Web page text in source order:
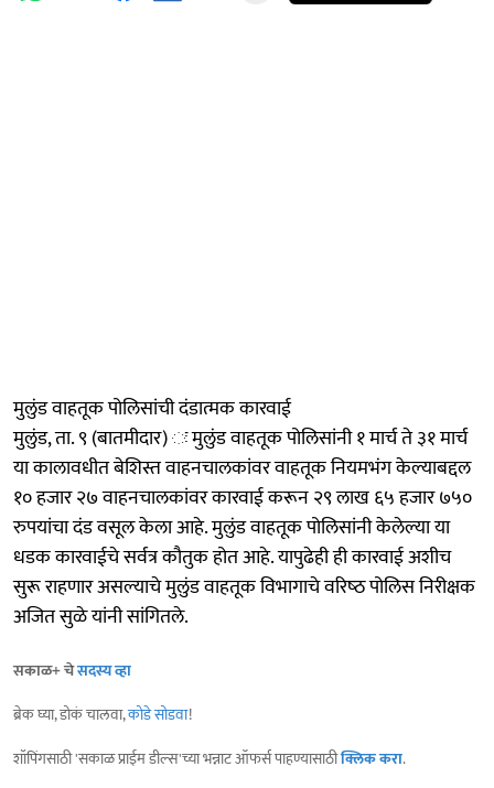
मुलुंड वाहतूक पोलिसांची दंडात्मक कारवाई
मुलुंड, ता. ९ (बातमीदार) ः मुलुंड वाहतूक पोलिसांनी १ मार्च ते ३१ मार्च
या कालावधीत बेशिस्त वाहनचालकांवर वाहतूक नियमभंग केल्याबद्दल
१० हजार २७ वाहनचालकांवर कारवाई करून २९ लाख ६५ हजार ७५०
रुपयांचा दंड वसूल केला आहे. मुलुंड वाहतूक पोलिसांनी केलेल्या या
धडक कारवाईचे सर्वत्र कौतुक होत आहे. यापुढेही ही कारवाई अशीच
सुरू राहणार असल्‍याचे मुलुंड वाहतूक विभागाचे वरिष्‍ठ पोलिस निरीक्षक
अजित सुळे यांनी सांगितले.
सकाळ+ चेसदस्य व्हा
ब्रेक घ्या, डोकं चालवा,कोडे सोडवा!
शॉपिंगसाठी 'सकाळ प्राईम डील्स'च्या भन्नाट ऑफर्स पाहण्यासाठीक्लिक करा.